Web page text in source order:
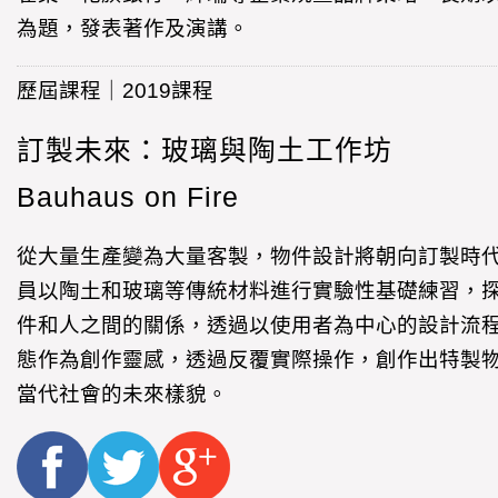
為題，發表著作及演講。
歷屆課程｜2019課程
訂製未來：玻璃與陶土工作坊
Bauhaus on Fire
從大量生產變為大量客製，物件設計將朝向訂製時
員以陶土和玻璃等傳統材料進行實驗性基礎練習，
件和人之間的關係，透過以使用者為中心的設計流
態作為創作靈感，透過反覆實際操作，創作出特製
當代社會的未來樣貌。